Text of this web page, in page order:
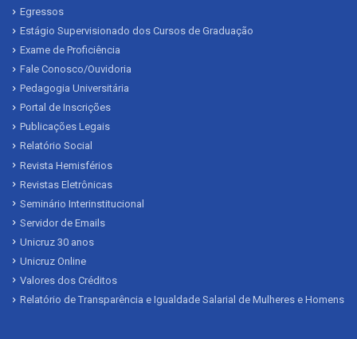
Egressos
Estágio Supervisionado dos Cursos de Graduação
Exame de Proficiência
Fale Conosco/Ouvidoria
Pedagogia Universitária
Portal de Inscrições
Publicações Legais
Relatório Social
Revista Hemisférios
Revistas Eletrônicas
Seminário Interinstitucional
Servidor de Emails
Unicruz 30 anos
Unicruz Online
Valores dos Créditos
Relatório de Transparência e Igualdade Salarial de Mulheres e Homens